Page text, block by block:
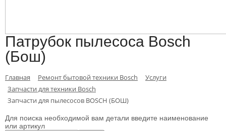
Патрубок пылесоса Bosch
(Бош)
Главная Ремонт бытовой техники Bosch
Услуги
Запчасти для техники Bosch
Запчасти для пылесосов BOSCH (БОШ)
Для поиска необходимой вам детали введите наименование
или артикул